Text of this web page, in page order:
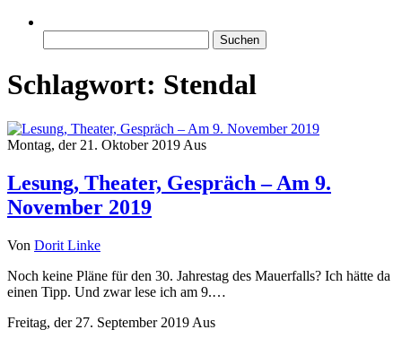
nach:
Schlagwort: Stendal
Montag, der 21. Oktober 2019 Aus
Lesung, Theater, Gespräch – Am 9.
November 2019
Von Dorit Linke
Noch keine Pläne für den 30. Jahrestag des Mauerfalls? Ich hätte da
einen Tipp. Und zwar lese ich am 9.…
Freitag, der 27. September 2019 Aus